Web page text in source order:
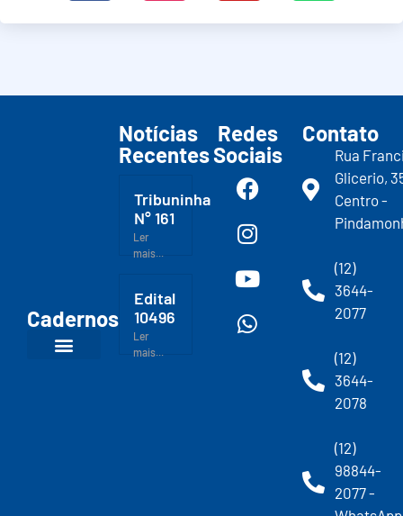
Cadernos
Notícias
Recentes
Tribuninha
N° 161
Ler
mais...
Edital
10496
Ler
mais...
Redes
Sociais
Contato
Rua
Glicerio,
Centro -
(12)
3644-
2077
(12)
3644-
2078
(12)
98844-
2077 -